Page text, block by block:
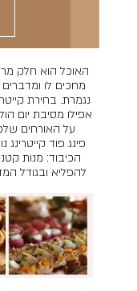
האוכל הוא חלק
מחכים לו
נגמרת. בחירת
אפילו מסיבת יום
על האורחים
פינג פוד
הכיבוד: מנות
להפליא ובגודל